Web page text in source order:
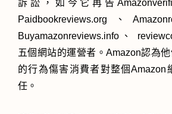
訴訟，如今它再告
Paidbookreviews.org、
Buyamazonreviews.info、
五個網站的運營者。Amazon認為
的行為傷害消費者對整個Amazon
任。